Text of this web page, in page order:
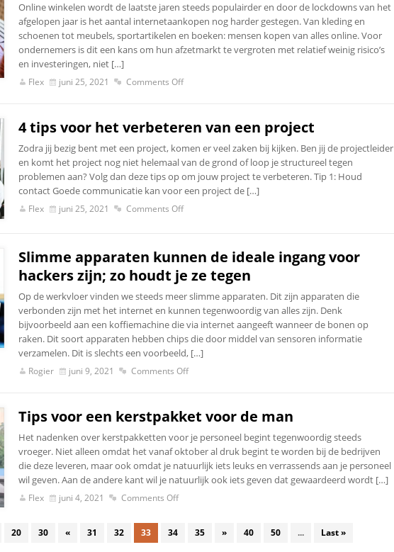
Online winkelen wordt de laatste jaren steeds populairder en door de lockdowns van het
afgelopen jaar is het aantal internetaankopen nog harder gestegen. Van kleding en
schoenen tot meubels, sportartikelen en boeken: mensen kopen van alles online. Voor
ondernemers is dit een kans om hun afzetmarkt te vergroten met relatief weinig risico’s
en investeringen, niet […]
Flex juni 25, 2021 Comments Off
4 tips voor het verbeteren van een project
Zodra jij bezig bent met een project, komen er veel zaken bij kijken. Ben jij de projectleider
en komt het project nog niet helemaal van de grond of loop je structureel tegen
problemen aan? Volg dan deze tips op om jouw project te verbeteren. Tip 1: Houd
contact Goede communicatie kan voor een project de […]
Flex juni 25, 2021 Comments Off
Slimme apparaten kunnen de ideale ingang voor
hackers zijn; zo houdt je ze tegen
Op de werkvloer vinden we steeds meer slimme apparaten. Dit zijn apparaten die
verbonden zijn met het internet en kunnen tegenwoordig van alles zijn. Denk
bijvoorbeeld aan een koffiemachine die via internet aangeeft wanneer de bonen op
raken. Dit soort apparaten hebben chips die door middel van sensoren informatie
verzamelen. Dit is slechts een voorbeeld, […]
Rogier juni 9, 2021 Comments Off
Tips voor een kerstpakket voor de man
Het nadenken over kerstpakketten voor je personeel begint tegenwoordig steeds
vroeger. Niet alleen omdat het vanaf oktober al druk begint te worden bij de bedrijven
die deze leveren, maar ook omdat je natuurlijk iets leuks en verrassends aan je personeel
wil geven. Aan de andere kant wil je natuurlijk ook iets geven dat gewaardeerd wordt […]
Flex juni 4, 2021 Comments Off
20 30 « 31 32 33 34 35 » 40 50 ... Last »